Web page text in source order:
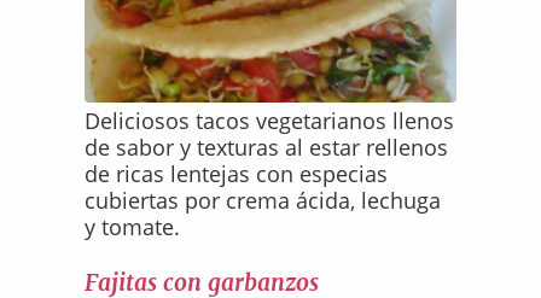
Deliciosos tacos vegetarianos llenos
de sabor y texturas al estar rellenos
de ricas lentejas con especias
cubiertas por crema ácida, lechuga
y tomate.
Fajitas con garbanzos